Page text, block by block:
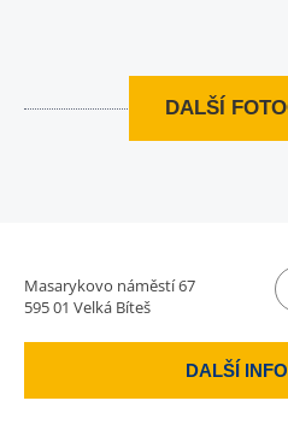
DALŠÍ
Masarykovo náměstí 67
595 01 Velká Bíteš
DALŠÍ